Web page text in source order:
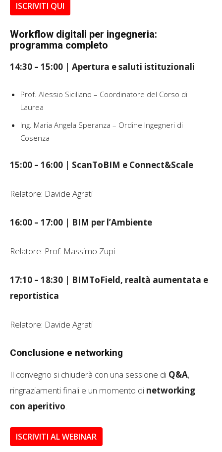
ISCRIVITI QUI
Workflow digitali per ingegneria:
programma completo
14:30 – 15:00 | Apertura e saluti istituzionali
Prof. Alessio Siciliano – Coordinatore del Corso di
Laurea
Ing. Maria Angela Speranza – Ordine Ingegneri di
Cosenza
15:00 – 16:00 | ScanToBIM e Connect&Scale
Relatore: Davide Agrati
16:00 – 17:00 | BIM per l’Ambiente
Relatore: Prof. Massimo Zupi
17:10 – 18:30 | BIMToField, realtà aumentata e
reportistica
Relatore: Davide Agrati
Conclusione e networking
Il convegno si chiuderà con una sessione di Q&A,
ringraziamenti finali e un momento di networking
con aperitivo.
ISCRIVITI AL WEBINAR